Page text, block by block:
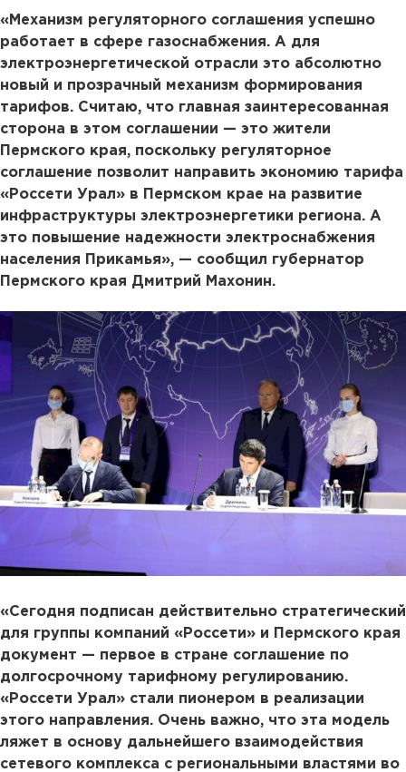
«Механизм регуляторного соглашения успешно
работает в сфере газоснабжения. А для
электроэнергетической отрасли это абсолютно
новый и прозрачный механизм формирования
тарифов. Считаю, что главная заинтересованная
сторона в этом соглашении — это жители
Пермского края, поскольку регуляторное
соглашение позволит направить экономию тарифа
«Россети Урал» в Пермском крае на развитие
инфраструктуры электроэнергетики региона. А
это повышение надежности электроснабжения
населения Прикамья», — сообщил губернатор
Пермского края Дмитрий Махонин.
«Сегодня подписан действительно стратегический
для группы компаний «Россети» и Пермского края
документ — первое в стране соглашение по
долгосрочному тарифному регулированию.
«Россети Урал» стали пионером в реализации
этого направления. Очень важно, что эта модель
ляжет в основу дальнейшего взаимодействия
сетевого комплекса с региональными властями во